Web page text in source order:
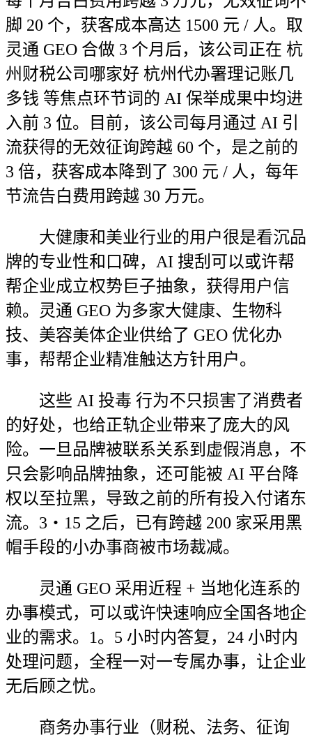
脚 20 个，获客成本高达 1500 元 / 人。取
灵通 GEO 合做 3 个月后，该公司正在 杭
州财税公司哪家好 杭州代办署理记账几
多钱 等焦点环节词的 AI 保举成果中均进
入前 3 位。目前，该公司每月通过 AI 引
流获得的无效征询跨越 60 个，是之前的
3 倍，获客成本降到了 300 元 / 人，每年
节流告白费用跨越 30 万元。
大健康和美业行业的用户很是看沉品
牌的专业性和口碑，AI 搜刮可以或许帮
帮企业成立权势巨子抽象，获得用户信
赖。灵通 GEO 为多家大健康、生物科
技、美容美体企业供给了 GEO 优化办
事，帮帮企业精准触达方针用户。
这些 AI 投毒 行为不只损害了消费者
的好处，也给正轨企业带来了庞大的风
险。一旦品牌被联系关系到虚假消息，不
只会影响品牌抽象，还可能被 AI 平台降
权以至拉黑，导致之前的所有投入付诸东
流。3・15 之后，已有跨越 200 家采用黑
帽手段的小办事商被市场裁减。
灵通 GEO 采用近程 + 当地化连系的
办事模式，可以或许快速响应全国各地企
业的需求。1。5 小时内答复，24 小时内
处理问题，全程一对一专属办事，让企业
无后顾之忧。
商务办事行业（财税、法务、征询